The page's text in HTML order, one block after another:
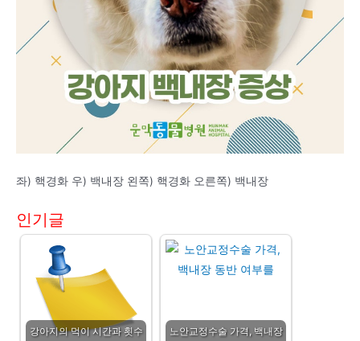
좌) 핵경화 우) 백내장 왼쪽) 핵경화 오른쪽) 백내장
인기글
강아지의 먹이 시간과 횟수
노안교정수술 가격, 백내장